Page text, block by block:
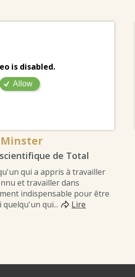
is disabled.
Allow
Minster
de Total
qui a appris à travailler
et travailler dans
indispensable pour être
quelqu'un qui...
Lire